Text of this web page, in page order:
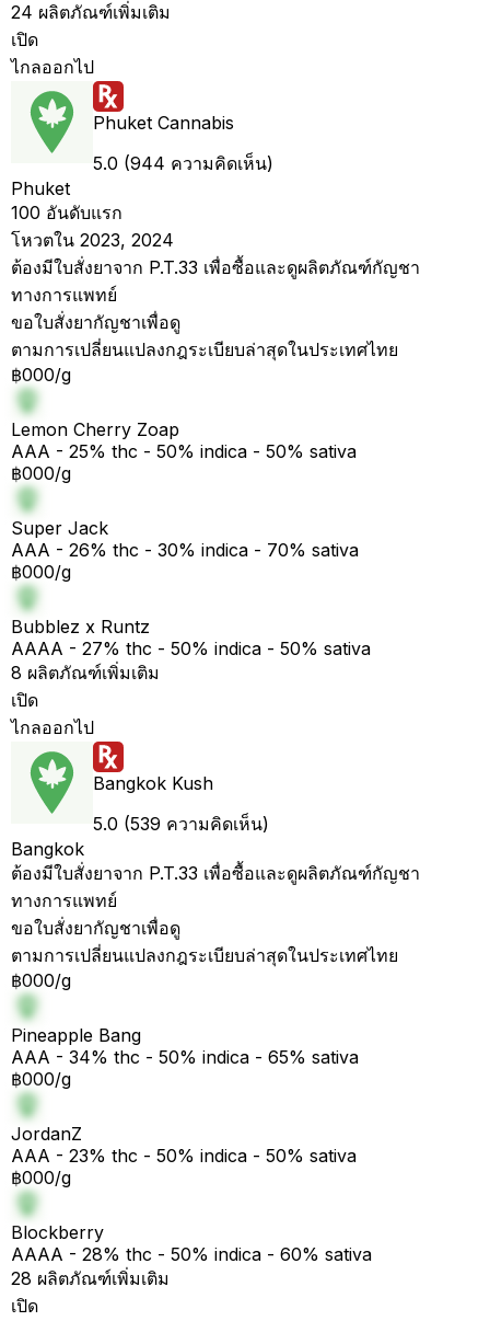
24 ผลิตภัณฑ์เพิ่มเติม
เปิด
ไกลออกไป
Phuket Cannabis
5.0 (944 ความคิดเห็น)
Phuket
100 อันดับแรก
โหวตใน 2023, 2024
ต้องมีใบสั่งยาจาก P.T.33 เพื่อซื้อและดูผลิตภัณฑ์กัญชา
ทางการแพทย์
ขอใบสั่งยากัญชาเพื่อดู
ตามการเปลี่ยนแปลงกฎระเบียบล่าสุดในประเทศไทย
฿000/g
Lemon Cherry Zoap
AAA - 25% thc - 50% indica - 50% sativa
฿000/g
Super Jack
AAA - 26% thc - 30% indica - 70% sativa
฿000/g
Bubblez x Runtz
AAAA - 27% thc - 50% indica - 50% sativa
8 ผลิตภัณฑ์เพิ่มเติม
เปิด
ไกลออกไป
Bangkok Kush
5.0 (539 ความคิดเห็น)
Bangkok
ต้องมีใบสั่งยาจาก P.T.33 เพื่อซื้อและดูผลิตภัณฑ์กัญชา
ทางการแพทย์
ขอใบสั่งยากัญชาเพื่อดู
ตามการเปลี่ยนแปลงกฎระเบียบล่าสุดในประเทศไทย
฿000/g
Pineapple Bang
AAA - 34% thc - 50% indica - 65% sativa
฿000/g
JordanZ
AAA - 23% thc - 50% indica - 50% sativa
฿000/g
Blockberry
AAAA - 28% thc - 50% indica - 60% sativa
28 ผลิตภัณฑ์เพิ่มเติม
เปิด